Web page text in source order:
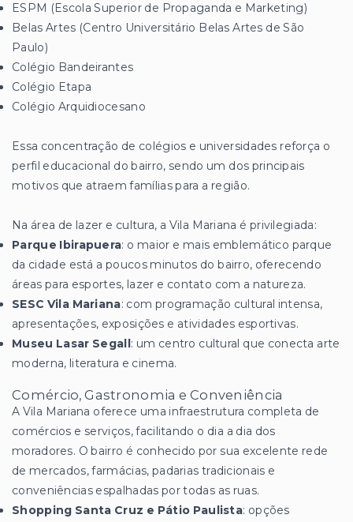
ESPM (Escola Superior de Propaganda e Marketing)
Belas Artes (Centro Universitário Belas Artes de São
Paulo)
Colégio Bandeirantes
Colégio Etapa
Colégio Arquidiocesano
Essa concentração de colégios e universidades reforça o
perfil educacional do bairro, sendo um dos principais
motivos que atraem famílias para a região.
Na área de lazer e cultura, a Vila Mariana é privilegiada:
Parque Ibirapuera: o maior e mais emblemático parque
da cidade está a poucos minutos do bairro, oferecendo
áreas para esportes, lazer e contato com a natureza.
SESC Vila Mariana: com programação cultural intensa,
apresentações, exposições e atividades esportivas.
Museu Lasar Segall : um centro cultural que conecta arte
moderna, literatura e cinema.
Comércio, Gastronomia e Conveniência
A Vila Mariana oferece uma infraestrutura completa de
comércios e serviços, facilitando o dia a dia dos
moradores. O bairro é conhecido por sua excelente rede
de mercados, farmácias, padarias tradicionais e
conveniências espalhadas por todas as ruas.
Shopping Santa Cruz e Pátio Paulista: opções